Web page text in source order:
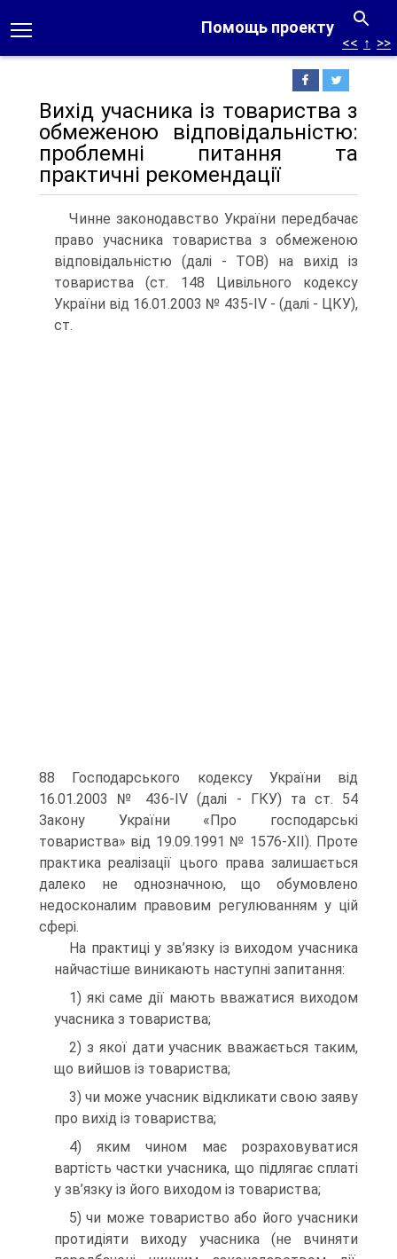
Помощь проекту
<< ↑ >>
Вихід учасника із товариства з
обмеженою відповідальністю:
проблемні питання та
практичні рекомендації
Чинне законодавство України передбачає
право учасника товариства з обмеженою
відповідальністю (далі - ТОВ) на вихід із
товариства (ст. 148 Цивільного кодексу
України від 16.01.2003 № 435-IV - (далі - ЦКУ),
ст.
88 Господарського кодексу України від
16.01.2003 № 436-IV (далі - ГКУ) та ст. 54
Закону України «Про господарські
товариства» від 19.09.1991 № 1576-ХІІ). Проте
практика реалізації цього права залишається
далеко не однозначною, що обумовлено
недосконалим правовим регулюванням у цій
сфері.
На практиці у зв’язку із виходом учасника
найчастіше виникають наступні запитання:
1) які саме дії мають вважатися виходом
учасника з товариства;
2) з якої дати учасник вважається таким,
що вийшов із товариства;
3) чи може учасник відкликати свою заяву
про вихід із товариства;
4) яким чином має розраховуватися
вартість частки учасника, що підлягає сплаті
у зв’язку із його виходом із товариства;
5) чи може товариство або його учасники
протидіяти виходу учасника (не вчиняти